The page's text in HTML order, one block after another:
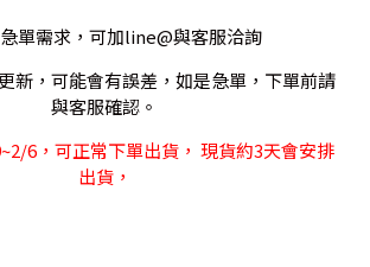
單需求，可加line@與客服洽詢
新，可能會有誤差，如是急單，下單前請
與客服確認。
6，可正常下單出貨， 現貨約3天會安排
出貨，